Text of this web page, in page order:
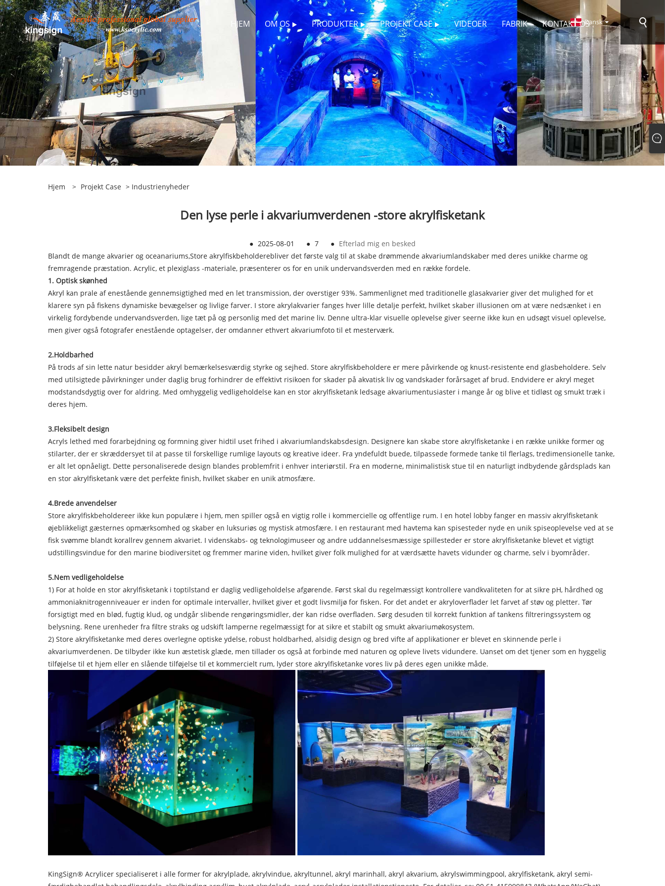
HJEM OM OS PRODUKTER PROJEKT CASE VIDEOER FABRIK KONTAKT OSDansk
Hjem > Projekt Case > Industrienyheder
Den lyse perle i akvariumverdenen -store akrylfisketank
● 2025-08-01 ● 7 ● Efterlad mig en besked
Blandt de mange akvarier og oceanariums,Store akrylfiskbeholderebliver det første valg til at skabe drømmende akvariumlandskaber med deres unikke charme og
fremragende præstation. Acrylic, et plexiglass -materiale, præsenterer os for en unik undervandsverden med en række fordele.
1. Optisk skønhed
Akryl kan prale af enestående gennemsigtighed med en let transmission, der overstiger 93%. Sammenlignet med traditionelle glasakvarier giver det mulighed for et
klarere syn på fiskens dynamiske bevægelser og livlige farver. I store akrylakvarier fanges hver lille detalje perfekt, hvilket skaber illusionen om at være nedsænket i en
virkelig fordybende undervandsverden, lige tæt på og personlig med det marine liv. Denne ultra-klar visuelle oplevelse giver seerne ikke kun en udsøgt visuel oplevelse,
men giver også fotografer enestående optagelser, der omdanner ethvert akvariumfoto til et mesterværk.
2.Holdbarhed
På trods af sin lette natur besidder akryl bemærkelsesværdig styrke og sejhed. Store akrylfiskbeholdere er mere påvirkende og knust-resistente end glasbeholdere. Selv
med utilsigtede påvirkninger under daglig brug forhindrer de effektivt risikoen for skader på akvatisk liv og vandskader forårsaget af brud. Endvidere er akryl meget
modstandsdygtig over for aldring. Med omhyggelig vedligeholdelse kan en stor akrylfisketank ledsage akvariumentusiaster i mange år og blive et tidløst og smukt træk i
deres hjem.
3.Fleksibelt design
Acryls lethed med forarbejdning og formning giver hidtil uset frihed i akvariumlandskabsdesign. Designere kan skabe store akrylfisketanke i en række unikke former og
stilarter, der er skræddersyet til at passe til forskellige rumlige layouts og kreative ideer. Fra yndefuldt buede, tilpassede formede tanke til flerlags, tredimensionelle tanke,
er alt let opnåeligt. Dette personaliserede design blandes problemfrit i enhver interiørstil. Fra en moderne, minimalistisk stue til en naturligt indbydende gårdsplads kan
en stor akrylfisketank være det perfekte finish, hvilket skaber en unik atmosfære.
4.Brede anvendelser
Store akrylfiskbeholdereer ikke kun populære i hjem, men spiller også en vigtig rolle i kommercielle og offentlige rum. I en hotel lobby fanger en massiv akrylfisketank
øjeblikkeligt gæsternes opmærksomhed og skaber en luksuriøs og mystisk atmosfære. I en restaurant med havtema kan spisesteder nyde en unik spiseoplevelse ved at se
fisk svømme blandt korallrev gennem akvariet. I videnskabs- og teknologimuseer og andre uddannelsesmæssige spillesteder er store akrylfisketanke blevet et vigtigt
udstillingsvindue for den marine biodiversitet og fremmer marine viden, hvilket giver folk mulighed for at værdsætte havets vidunder og charme, selv i byområder.
5.Nem vedligeholdelse
1) For at holde en stor akrylfisketank i toptilstand er daglig vedligeholdelse afgørende. Først skal du regelmæssigt kontrollere vandkvaliteten for at sikre pH, hårdhed og
ammoniaknitrogenniveauer er inden for optimale intervaller, hvilket giver et godt livsmiljø for fisken. For det andet er akryloverflader let farvet af støv og pletter. Tør
forsigtigt med en blød, fugtig klud, og undgår slibende rengøringsmidler, der kan ridse overfladen. Sørg desuden til korrekt funktion af tankens filtreringssystem og
belysning. Rene urenheder fra filtre straks og udskift lamperne regelmæssigt for at sikre et stabilt og smukt akvariumøkosystem.
2) Store akrylfisketanke med deres overlegne optiske ydelse, robust holdbarhed, alsidig design og bred vifte af applikationer er blevet en skinnende perle i
akvariumverdenen. De tilbyder ikke kun æstetisk glæde, men tillader os også at forbinde med naturen og opleve livets vidundere. Uanset om det tjener som en hyggelig
tilføjelse til et hjem eller en slående tilføjelse til et kommercielt rum, lyder store akrylfisketanke vores liv på deres egen unikke måde.
KingSign® Acrylicer specialiseret i alle former for akrylplade, akrylvindue, akryltunnel, akryl marinhall, akryl akvarium, akrylswimmingpool, akrylfisketank, akryl semi-